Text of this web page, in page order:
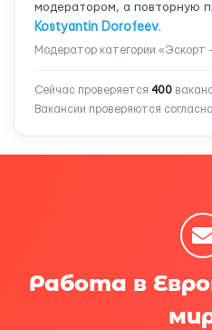
модератором, а повторную
Kostyantin Dorofeev.
Модератор категории «Эскорт
Сейчас проверяется 400
Вакансии проверяются согласно
Работа в